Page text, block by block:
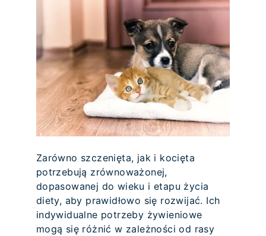
Zarówno szczenięta, jak i kocięta
potrzebują zrównoważonej,
dopasowanej do wieku i etapu życia
diety, aby prawidłowo się rozwijać. Ich
indywidualne potrzeby żywieniowe
mogą się różnić w zależności od rasy